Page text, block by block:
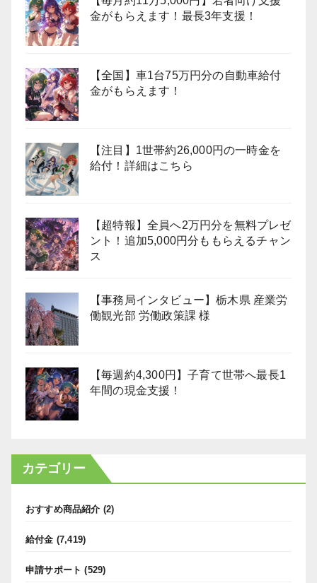
金がもらえます！最長3年支援！
【全国】車1台75万円分の自動車給付
金がもらえます！
【注目】1世帯約26,000円の一時金を
給付！詳細はこちら
【超特報】全員へ2万円分を無料プレゼ
ント！追加5,000円分ももらえるチャン
ス
【事務局インタビュー】栃木県 産業労
働観光部 労働政策課 様
【毎週約4,300円】子育て世帯へ最長1
年間の現金支援！
カテゴリー
おすすめ商品紹介 (2)
給付金 (7,419)
申請サポート (529)